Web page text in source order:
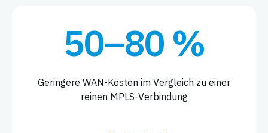
50–80 %
Geringere WAN-Kosten im Vergleich zu einer
reinen MPLS-Verbindung